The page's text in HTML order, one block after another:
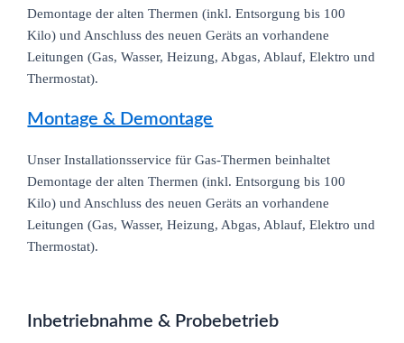
Demontage der alten Thermen (inkl. Entsorgung bis 100
Kilo) und Anschluss des neuen Geräts an vorhandene
Leitungen (Gas, Wasser, Heizung, Abgas, Ablauf, Elektro und
Thermostat).
Montage & Demontage
Unser Installationsservice für Gas-Thermen beinhaltet
Demontage der alten Thermen (inkl. Entsorgung bis 100
Kilo) und Anschluss des neuen Geräts an vorhandene
Leitungen (Gas, Wasser, Heizung, Abgas, Ablauf, Elektro und
Thermostat).
Inbetriebnahme & Probebetrieb